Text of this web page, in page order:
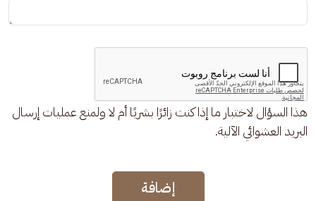
هذا السؤال لاختبار ما إذا كنت زائرًا بشريًا أم لا ولمنع عمليات إرسال
البريد العشوائي الآلية.
إضافة